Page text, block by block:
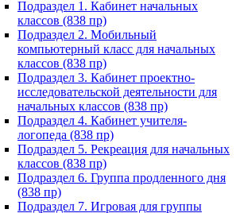
Подраздел 1. Кабинет начальных
классов (838 пр)
Подраздел 2. Мобильный
компьютерный класс для начальных
классов (838 пр)
Подраздел 3. Кабинет проектно-
исследовательской деятельности для
начальных классов (838 пр)
Подраздел 4. Кабинет учителя-
логопеда (838 пр)
Подраздел 5. Рекреация для начальных
классов (838 пр)
Подраздел 6. Группа продленного дня
(838 пр)
Подраздел 7. Игровая для группы